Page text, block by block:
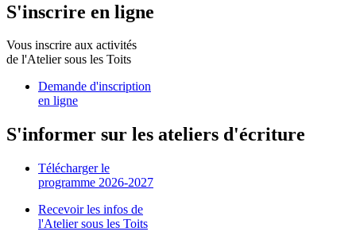
S'inscrire en ligne
Vous inscrire aux activités
de l'Atelier sous les Toits
Demande d'inscription
en ligne
S'informer sur les ateliers d'écriture
Télécharger le
programme 2026-2027
Recevoir les infos de
l'Atelier sous les Toits